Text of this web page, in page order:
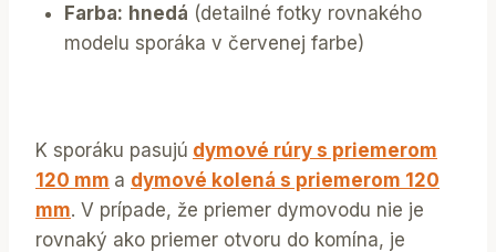
Farba: hnedá (detailné fotky rovnakého
modelu sporáka v červenej farbe)
K sporáku pasujú dymové rúry s priemerom
120 mm a dymové kolená s priemerom 120
mm. V prípade, že priemer dymovodu nie je
rovnaký ako priemer otvoru do komína, je